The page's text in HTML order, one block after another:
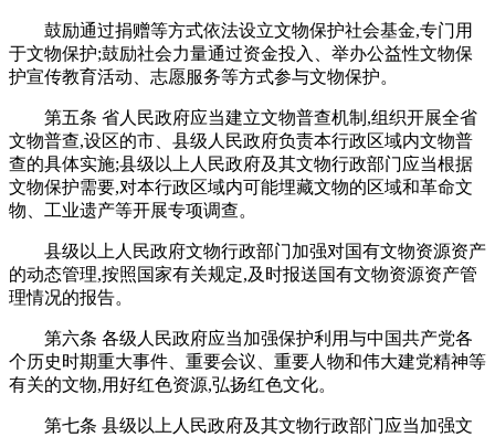
鼓励通过捐赠等方式依法设立文物保护社会基金,专门用
于文物保护;鼓励社会力量通过资金投入、举办公益性文物保
护宣传教育活动、志愿服务等方式参与文物保护。
第五条 省人民政府应当建立文物普查机制,组织开展全省
文物普查,设区的市、县级人民政府负责本行政区域内文物普
查的具体实施;县级以上人民政府及其文物行政部门应当根据
文物保护需要,对本行政区域内可能埋藏文物的区域和革命文
物、工业遗产等开展专项调查。
县级以上人民政府文物行政部门加强对国有文物资源资产
的动态管理,按照国家有关规定,及时报送国有文物资源资产管
理情况的报告。
第六条 各级人民政府应当加强保护利用与中国共产党各
个历史时期重大事件、重要会议、重要人物和伟大建党精神等
有关的文物,用好红色资源,弘扬红色文化。
第七条 县级以上人民政府及其文物行政部门应当加强文